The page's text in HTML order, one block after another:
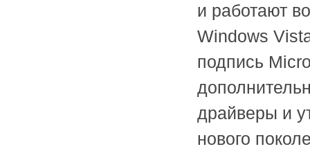
и работают
Windows
подпись
драйверы и
нового